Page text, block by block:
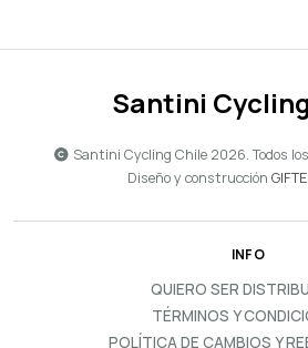
Santini
Santini Cycling Chile 2026. Todos
Diseño y construcción
INFO
QUIERO SER
TÉRMINOS Y
POLÍTICA DE CAMBIOS Y